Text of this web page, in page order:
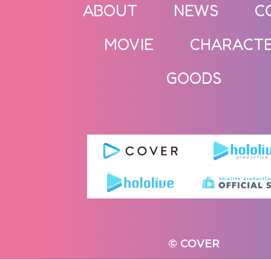
ABOUT NEWS
MOVIE
GOODS
© COVER